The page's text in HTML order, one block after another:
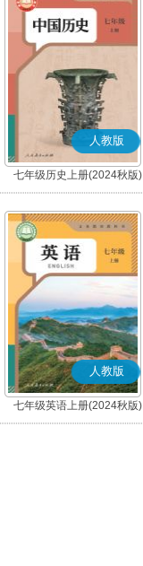
人教版
七年级历史上册(2024秋版)
(部编版)
人教版
七年级英语上册(2024秋版)